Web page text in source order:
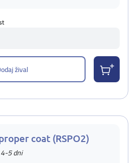
žival
coat (RSPO2)
5 dni